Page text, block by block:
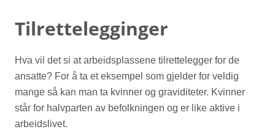
Tilrettelegginger
Hva vil det si at arbeidsplassene tilrettelegger for de
ansatte? For å ta et eksempel som gjelder for veldig
mange så kan man ta kvinner og graviditeter. Kvinner
står for halvparten av befolkningen og er like aktive i
arbeidslivet.